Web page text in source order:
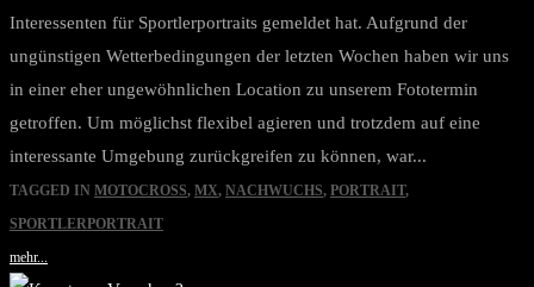
Interessenten für Sportlerportraits gemeldet hat. Aufgrund der
ungünstigen Wetterbedingungen der letzten Wochen haben wir uns
in einer eher ungewöhnlichen Location zu unserem Fototermin
getroffen. Um möglichst flexibel agieren und trotzdem auf eine
interessante Umgebung zurückgreifen zu können, war...
TAGGED IN MOTOCROSS, MX, NACHWUCHS, PORTRAIT,
SPORTLERPORTRAIT
mehr...